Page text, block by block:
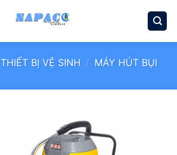
THIẾT BỊ VỆ SINH / MÁY HÚT BỤI